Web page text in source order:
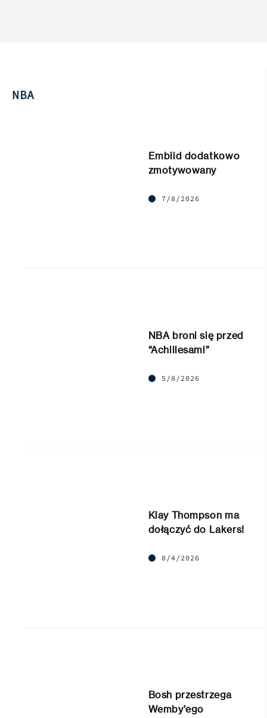
NBA
Embiid dodatkowo
zmotywowany
7/8/2026
NBA broni się przed
“Achillesami”
5/8/2026
Klay Thompson ma
dołączyć do Lakers!
8/4/2026
Bosh przestrzega
Wemby’ego